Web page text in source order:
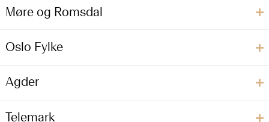
Møre og Romsdal
Oslo Fylke
Agder
Telemark